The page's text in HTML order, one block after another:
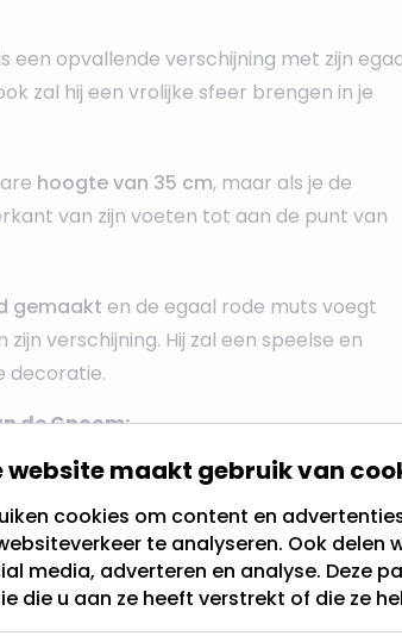
een opvallende verschijning met zijn
zal hij een vrolijke sfeer brengen in je
hoogte van 35 cm, maar als je de
van zijn voeten tot aan de punt van
gemaakt en de egaal rode muts voegt
verschijning. Hij zal een speelse en
decoratie.
de Gnoom:
website maakt gebruik van
cookies om content en
te analyseren. Ook
media, adverteren en analyse. Deze
die u aan ze heeft verstrekt of die ze